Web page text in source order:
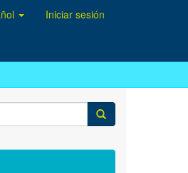
Iniciar sesión